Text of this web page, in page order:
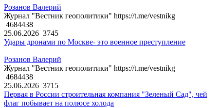
Розанов Валерий
Журнал "Вестник геополитики" https://t.me/vestnikg
4684438
25.06.2026 3745
Удары дронами по Москве- это военное преступление
Розанов Валерий
Журнал "Вестник геополитики" https://t.me/vestnikg
4684438
25.06.2026 3715
Первая в России строительная компания "Зеленый Сад", чей
флаг побывает на полюсе холода